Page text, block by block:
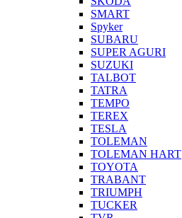
SMART
Spyker
SUBARU
SUPER AGURI
SUZUKI
TALBOT
TATRA
TEMPO
TEREX
TESLA
TOLEMAN
TOLEMAN HART
TOYOTA
TRABANT
TRIUMPH
TUCKER